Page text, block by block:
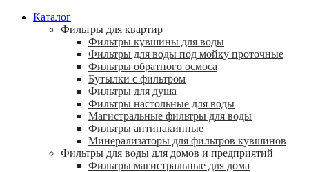
Каталог
Фильтры для квартир
Фильтры кувшины для воды
Фильтры для воды под мойку проточные
Фильтры обратного осмоса
Бутылки с фильтром
Фильтры для душа
Фильтры настольные для воды
Магистральные фильтры для воды
Фильтры антинакипные
Минерализаторы для фильтров кувшинов
Фильтры для воды для домов и предприятий
Фильтры магистральные для дома